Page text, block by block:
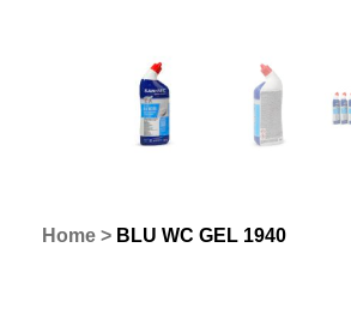
Home > BLU WC GEL 1940